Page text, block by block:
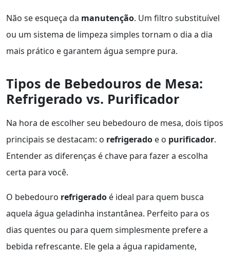
Não se esqueça da manutenção. Um filtro substituível
ou um sistema de limpeza simples tornam o dia a dia
mais prático e garantem água sempre pura.
Tipos de Bebedouros de Mesa:
Refrigerado vs. Purificador
Na hora de escolher seu bebedouro de mesa, dois tipos
principais se destacam: o refrigerado e o purificador.
Entender as diferenças é chave para fazer a escolha
certa para você.
O bebedouro refrigerado é ideal para quem busca
aquela água geladinha instantânea. Perfeito para os
dias quentes ou para quem simplesmente prefere a
bebida refrescante. Ele gela a água rapidamente,